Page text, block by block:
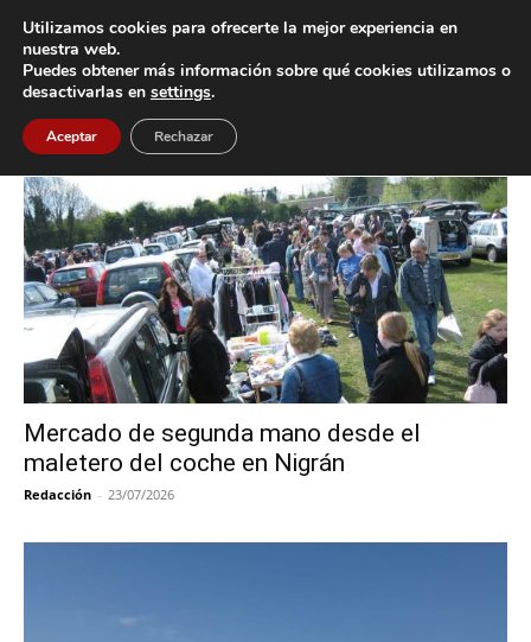
Inicio Etiquetas Nigrán1
Etiqueta: Nigrán1
Mercado de segunda mano desde el
maletero del coche en Nigrán
Redacción - 23/07/2026
Utilizamos cookies para ofrecerte la mejor experiencia en
nuestra web.
Puedes obtener más información sobre qué cookies utilizamos o
desactivarlas en settings.
Aceptar Rechazar